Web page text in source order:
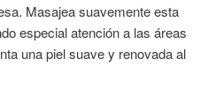
Masajea suavemente esta
especial atención a las áreas
una piel suave y renovada al